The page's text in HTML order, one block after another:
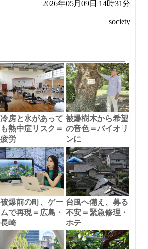
2026年05月09日 14時31分
society
冷房と水があって
も熱中症リスク＝
疲労
被爆樹木から希望
の音色＝バイオリ
ンに
被爆前の町、ゲー
ムで再現＝広島・
長崎
台風へ備え、募る
不安＝緊急修理・
ホテ